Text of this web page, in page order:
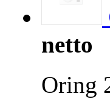
netto
Oring